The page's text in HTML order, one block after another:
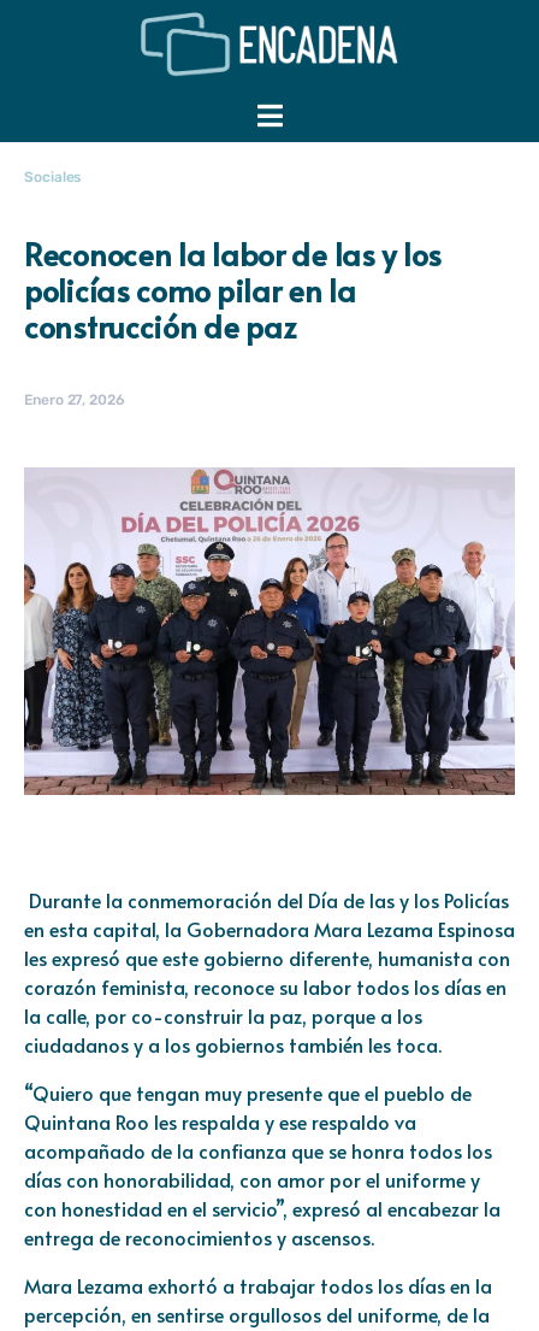
Sociales
Reconocen la labor de las y los
policías como pilar en la
construcción de paz
Enero 27, 2026
Durante la conmemoración del Día de las y los Policías
en esta capital, la Gobernadora Mara Lezama Espinosa
les expresó que este gobierno diferente, humanista con
corazón feminista, reconoce su labor todos los días en
la calle, por co-construir la paz, porque a los
ciudadanos y a los gobiernos también les toca.
“Quiero que tengan muy presente que el pueblo de
Quintana Roo les respalda y ese respaldo va
acompañado de la confianza que se honra todos los
días con honorabilidad, con amor por el uniforme y
con honestidad en el servicio”, expresó al encabezar la
entrega de reconocimientos y ascensos.
Mara Lezama exhortó a trabajar todos los días en la
percepción, en sentirse orgullosos del uniforme, de la